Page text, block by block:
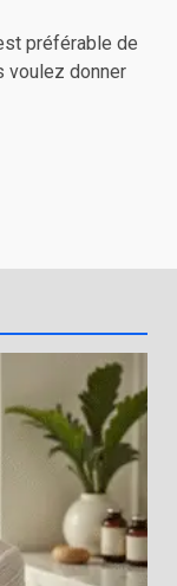
préférable de
voulez donner